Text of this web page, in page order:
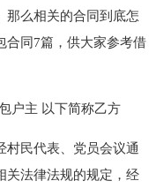
那么相关的合同到底怎
合同7篇，供大家参考借
户主 以下简称乙方
村民代表、党员会议通
关法律法规的规定，经